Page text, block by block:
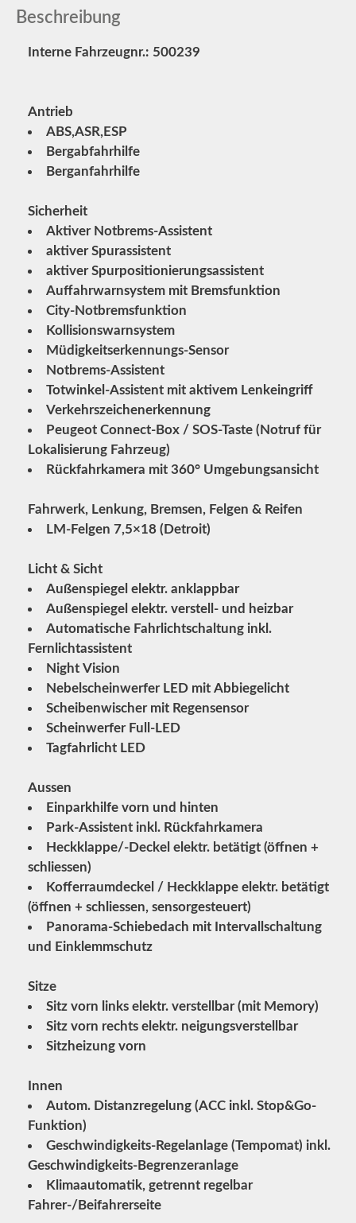
Beschreibung
Interne Fahrzeugnr.: 500239
Antrieb
ABS,ASR,ESP
Bergabfahrhilfe
Berganfahrhilfe
Sicherheit
Aktiver Notbrems-Assistent
aktiver Spurassistent
aktiver Spurpositionierungsassistent
Auffahrwarnsystem mit Bremsfunktion
City-Notbremsfunktion
Kollisionswarnsystem
Müdigkeitserkennungs-Sensor
Notbrems-Assistent
Totwinkel-Assistent mit aktivem Lenkeingriff
Verkehrszeichenerkennung
Peugeot Connect-Box / SOS-Taste (Notruf für
Lokalisierung Fahrzeug)
Rückfahrkamera mit 360° Umgebungsansicht
Fahrwerk, Lenkung, Bremsen, Felgen & Reifen
LM-Felgen 7,5×18 (Detroit)
Licht & Sicht
Außenspiegel elektr. anklappbar
Außenspiegel elektr. verstell- und heizbar
Automatische Fahrlichtschaltung inkl.
Fernlichtassistent
Night Vision
Nebelscheinwerfer LED mit Abbiegelicht
Scheibenwischer mit Regensensor
Scheinwerfer Full-LED
Tagfahrlicht LED
Aussen
Einparkhilfe vorn und hinten
Park-Assistent inkl. Rückfahrkamera
Heckklappe/-Deckel elektr. betätigt (öffnen +
schliessen)
Kofferraumdeckel / Heckklappe elektr. betätigt
(öffnen + schliessen, sensorgesteuert)
Panorama-Schiebedach mit Intervallschaltung
und Einklemmschutz
Sitze
Sitz vorn links elektr. verstellbar (mit Memory)
Sitz vorn rechts elektr. neigungsverstellbar
Sitzheizung vorn
Innen
Autom. Distanzregelung (ACC inkl. Stop&Go-
Funktion)
Geschwindigkeits-Regelanlage (Tempomat) inkl.
Geschwindigkeits-Begrenzeranlage
Klimaautomatik, getrennt regelbar
Fahrer-/Beifahrerseite